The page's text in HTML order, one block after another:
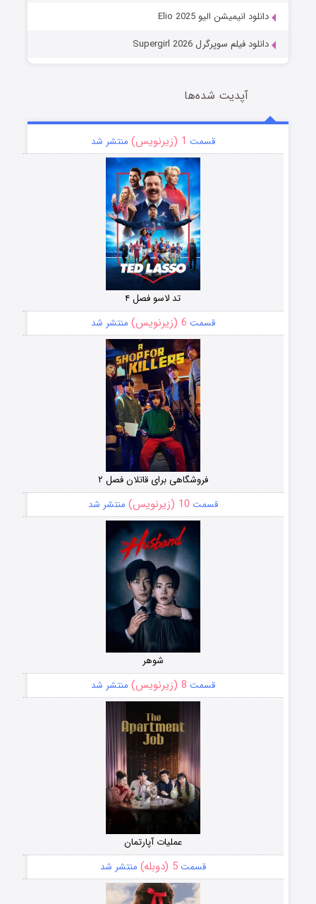
دانلود انیمیشن الیو Elio 2025
دانلود فیلم سوپرگرل Supergirl 2026
آپدیت شده‌ها
قسمت 1 (زیرنویس) منتشر شد
تد لاسو فصل ۴
قسمت 6 (زیرنویس) منتشر شد
فروشگاهی برای قاتلان فصل ۲
قسمت 10 (زیرنویس) منتشر شد
شوهر
قسمت 8 (زیرنویس) منتشر شد
عملیات آپارتمان
قسمت5 (دوبله) منتشر شد